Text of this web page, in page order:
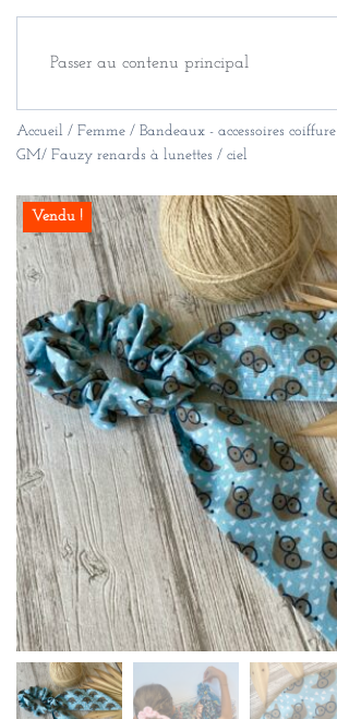
Passer au contenu principal
Accueil / Femme / Bandeaux - accessoires coiffure
GM/ Fauzy renards à lunettes / ciel
Vendu !